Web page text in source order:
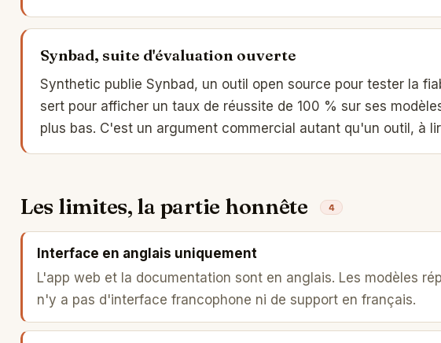
Synbad, suite d'évaluation ouverte
Synthetic publie Synbad, un outil open source pour tester la
sert pour afficher un taux de réussite de 100 % sur ses
plus bas. C'est un argument commercial autant qu'un outil, à
Les limites, la partie honnête 4
Interface en anglais uniquement
L'app web et la documentation sont en anglais. Les modèles
n'y a pas d'interface francophone ni de support en français.